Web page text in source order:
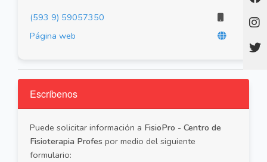
(593 9) 59057350
Página web
Escríbenos
Puede solicitar información a FisioPro - Centro de
Fisioterapia Profes por medio del siguiente
formulario: